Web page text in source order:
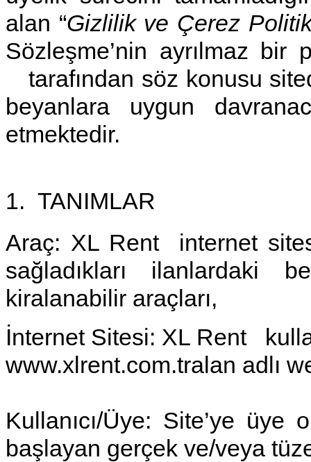
alan “Gizlilik ve Çerez
Sözleşme’nin ayrılmaz
tarafından söz konusu
beyanlara uygun
etmektedir.
1. TANIMLAR
Araç: XL Rent internet
sağladıkları ilanlardaki
kiralanabilir araçları,
İnternet Sitesi: XL Rent
www.xlrent.com.tralan adlı
Kullanıcı/Üye: Site’ye üye
başlayan gerçek ve/veya